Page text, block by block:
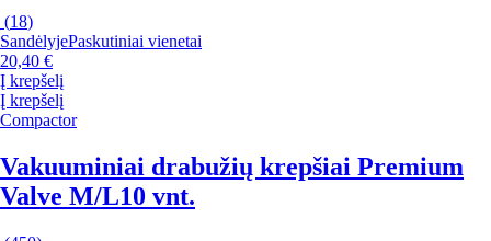
(18)
SandėlyjePaskutiniai vienetai
20,40 €
Į krepšelį
Į krepšelį
Compactor
Vakuuminiai drabužių krepšiai Premium
Valve M/L10 vnt.